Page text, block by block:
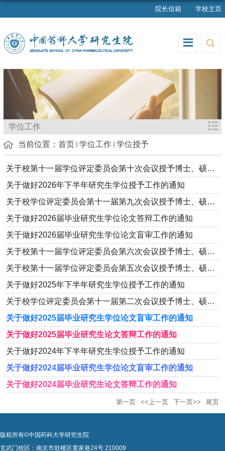
学校主页
院长信箱
学位工作
当前位置： 首页 学位工作 学位授予
关于校第十一届学位评定委员会第十次会议授予博士、硕士学位的决...
关于做好2026年下半年研究生学位授予工作的通知
关于校学位评定委员会第十一届第九次会议授予博士、硕士学位的决...
关于做好2026届毕业研究生学位论文答辩工作的通知
关于做好2026届毕业研究生学位论文盲审工作的通知
关于校第十一届学位评定委员会第六次会议授予博士、硕士学位的决...
关于校第十一届学位评定委员会第五次会议授予博士、硕士学位的决...
关于做好2025年下半年研究生学位授予工作的通知
关于校学位评定委员会第十一届第二次会议授予博士、硕士学位的决...
关于做好2025届毕业研究生学位论文盲审工作的通知
关于做好2025届毕业研究生论文答辩工作的通知
关于做好2024年下半年研究生学位授予工作的通知
关于做好2024届毕业研究生学位论文盲审工作的通知
关于做好2024届毕业研究生论文答辩工作的通知
第一页 <<上一页 下一页>> 尾页
版权所有©中国药科大学研究生院
玄武门校区：南京市鼓楼区童家巷24号 210009